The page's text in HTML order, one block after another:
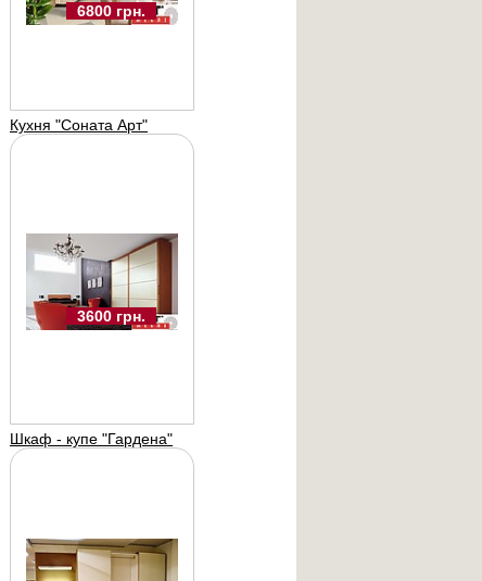
2800 UAH
6800 грн.
Кухня "Соната Арт"
3600 грн.
Шкаф - купе "Гардена"